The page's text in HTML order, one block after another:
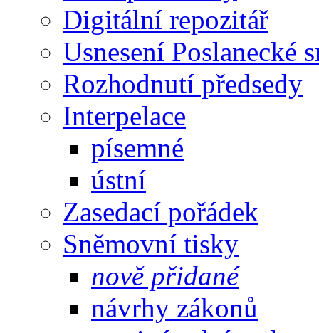
Digitální repozitář
Usnesení Poslanecké
Rozhodnutí předsedy
Interpelace
písemné
ústní
Zasedací pořádek
Sněmovní tisky
nově přidané
návrhy zákonů